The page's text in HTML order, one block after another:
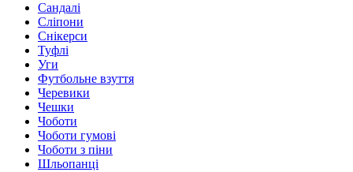
Сандалі
Сліпони
Снікерси
Туфлі
Уги
Футбольне взуття
Черевики
Чешки
Чоботи
Чоботи гумові
Чоботи з піни
Шльопанці